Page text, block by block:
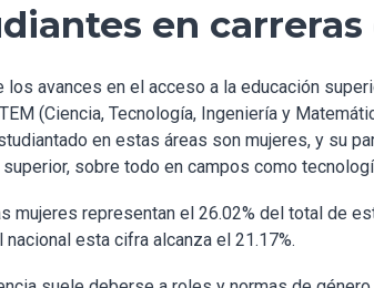
en carreras
los avances en el acceso a la educación
(Ciencia, Tecnología, Ingeniería y
en estas áreas son mujeres, y su
sobre todo en campos como
mujeres representan el 26.02% del total de
nacional esta cifra alcanza el 21.17%.